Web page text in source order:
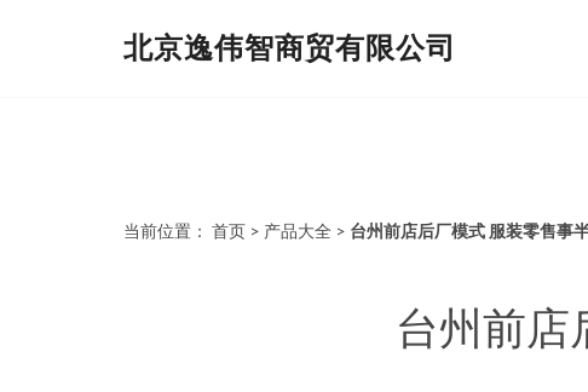
北京逸伟智商贸有限公司
当前位置： 首页 > 产品大全 > 台州前店后厂模式 服装零售事
台州前店